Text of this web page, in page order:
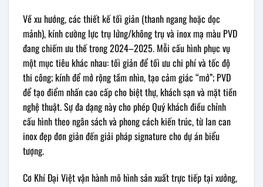
Về xu hướng, các thiết kế tối giản (thanh ngang hoặc dọc
mảnh), kính cường lực trụ lửng/không trụ và inox mạ màu PVD
đang chiếm ưu thế trong 2024–2025. Mỗi cấu hình phục vụ
một mục tiêu khác nhau: tối giản để tối ưu chi phí và tốc độ
thi công; kính để mở rộng tầm nhìn, tạo cảm giác “mở”; PVD
để tạo điểm nhấn cao cấp cho biệt thự, khách sạn và mặt tiền
nghệ thuật. Sự đa dạng này cho phép Quý khách điều chỉnh
cấu hình theo ngân sách và phong cách kiến trúc, từ lan can
inox đẹp đơn giản đến giải pháp signature cho dự án biểu
tượng.
Cơ Khí Đại Việt vận hành mô hình sản xuất trực tiếp tại xưởng,